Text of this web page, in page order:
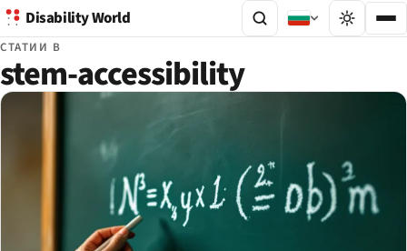
Disability World
СТАТИИ В
stem-accessibility